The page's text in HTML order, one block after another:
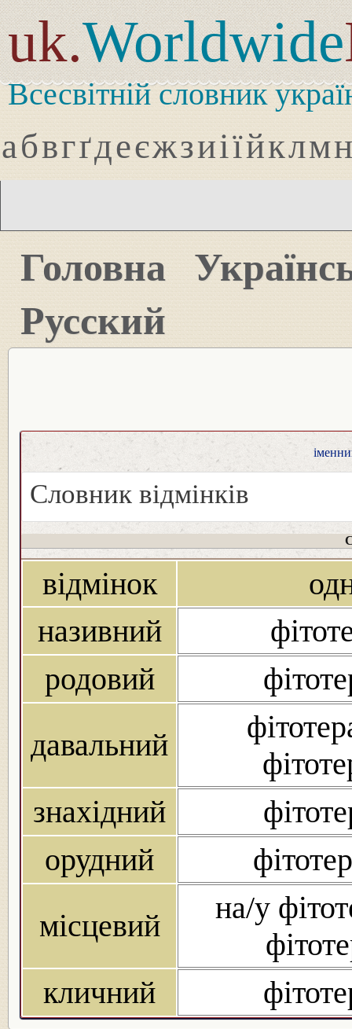
uk.Worldwide
Всесвітній словник
абвгґдеєжзиіїйклмн
Головна
Русский
Словник відмінків
відмінок
називний
родовий
давальний
знахідний
орудний
місцевий
на/у
кличний